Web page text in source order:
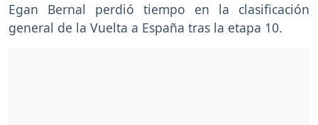
Egan Bernal perdió tiempo en la clasificación
general de la Vuelta a España tras la etapa 10.